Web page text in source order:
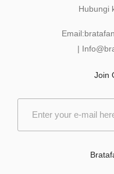
Hubungi
Email:
|
Join